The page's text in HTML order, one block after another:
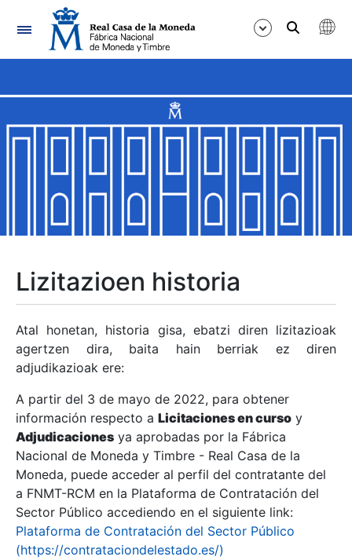
Nabigazioa
Erakutsi/Ezkutatu
Erakutsi/Ezkutatu
Erakutsi/Ezkutatu
Erakutsi/Ezkutatu
Erakutsi/Ezkutatu
Erakutsi/Ezkutatu
Erakutsi/Ezkutatu
Lizitazioen historia
Atal honetan, historia gisa, ebatzi diren lizitazioak
agertzen dira, baita hain berriak ez diren
adjudikazioak ere:
A partir del 3 de mayo de 2022, para obtener
información respecto a Licitaciones en curso y
Adjudicaciones ya aprobadas por la Fábrica
Nacional de Moneda y Timbre - Real Casa de la
Moneda, puede acceder al perfil del contratante del
a FNMT-RCM en la Plataforma de Contratación del
Sector Público accediendo en el siguiente link:
Plataforma de Contratación del Sector Público
(https://contrataciondelestado.es/)